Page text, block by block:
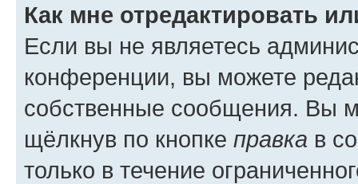
Как мне отредактировать
Если вы не являетесь
конференции, вы можете
собственные сообщения. Вы
щёлкнув по кнопке правка в
только в течение